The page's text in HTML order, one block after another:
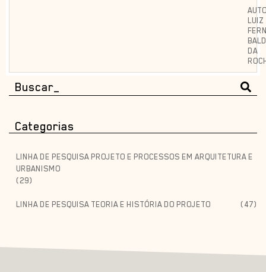
LUIZ
DA
Categorias
LINHA DE PESQUISA PROJETO E PROCESSOS EM ARQUITETURA E
URBANISMO
(29)
LINHA DE PESQUISA TEORIA E HISTÓRIA DO PROJETO (47)